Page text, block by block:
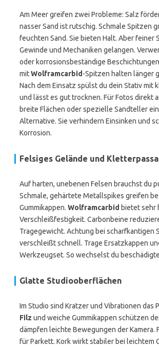
Am Meer greifen zwei Probleme: Salz
nasser Sand ist rutschig. Schmale Spitzen
feuchten Sand. Sie bieten Halt. Aber feiner
Gewinde und Mechaniken gelangen.
oder korrosionsbeständige
mitWolframcarbid -Spitzen halten länger
Nach dem Einsatz spülst du dein Stativ mit
und lässt es gut trocknen. Für Fotos direkt
breite Flächen oder spezielle Sandteller
Alternative. Sie verhindern Einsinken und
Korrosion.
Felsiges Gelände und
Auf harten, unebenen Felsen brauchst du
Schmale, gehärtete Metallspikes greifen
Gummikappen. Wolframcarbid bietet sehr
Verschleißfestigkeit. Carbonbeine
Tragegewicht. Achtung bei scharfkantigen
verschleißt schnell. Trage Ersatzkappen
Werkzeugset. So wechselst du
Glatte Studiooberflächen
Im Studio sind Kratzer und Vibrationen das
Filz und weiche Gummikappen schützen
dämpfen leichte Bewegungen der Kamera.
für Parkett. Kork wirkt stabiler bei leichtem